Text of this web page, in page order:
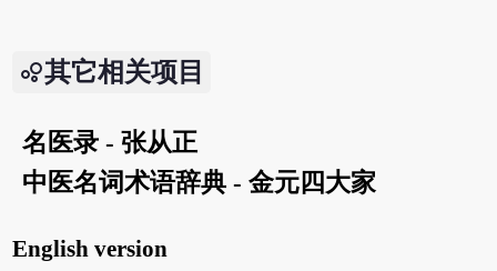
其它相关项目
名医录 - 张从正
中医名词术语辞典 - 金元四大家
English version